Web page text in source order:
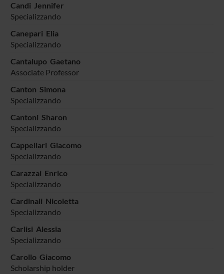
Candi Jennifer
Specializzando
Canepari Elia
Specializzando
Cantalupo Gaetano
Associate Professor
Canton Simona
Specializzando
Cantoni Sharon
Specializzando
Cappellari Giacomo
Specializzando
Carazzai Enrico
Specializzando
Cardinali Nicoletta
Specializzando
Carlisi Alessia
Specializzando
Carollo Giacomo
Scholarship holder